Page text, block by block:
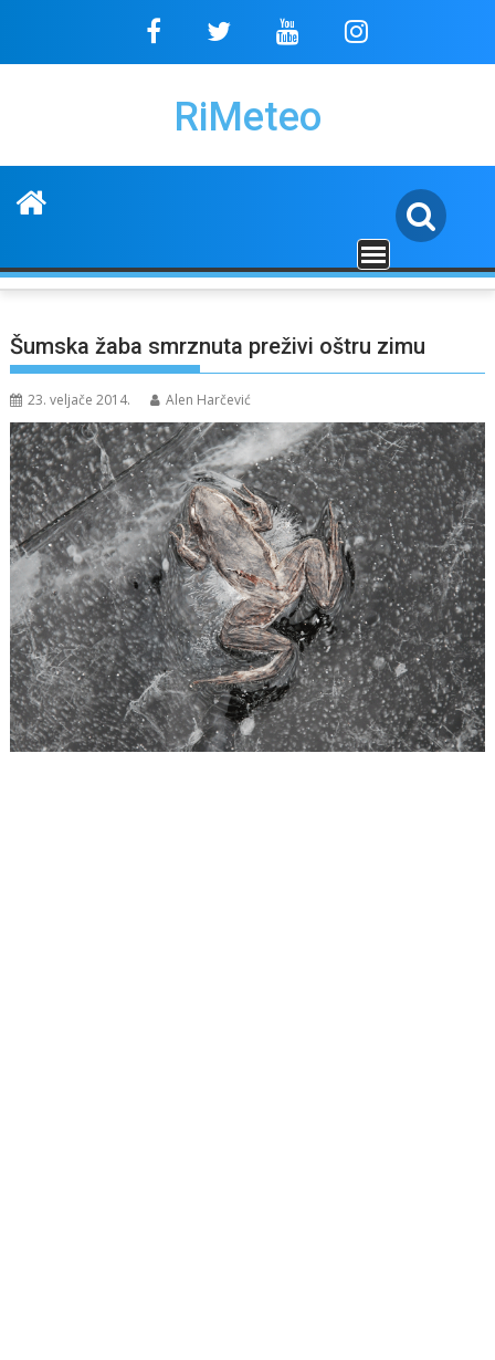
content
RiMeteo
Šumska žaba smrznuta preživi oštru zimu
23. veljače 2014. Alen Harčević